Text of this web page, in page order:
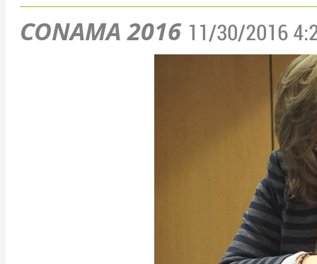
CONAMA 2016 11/30/2016